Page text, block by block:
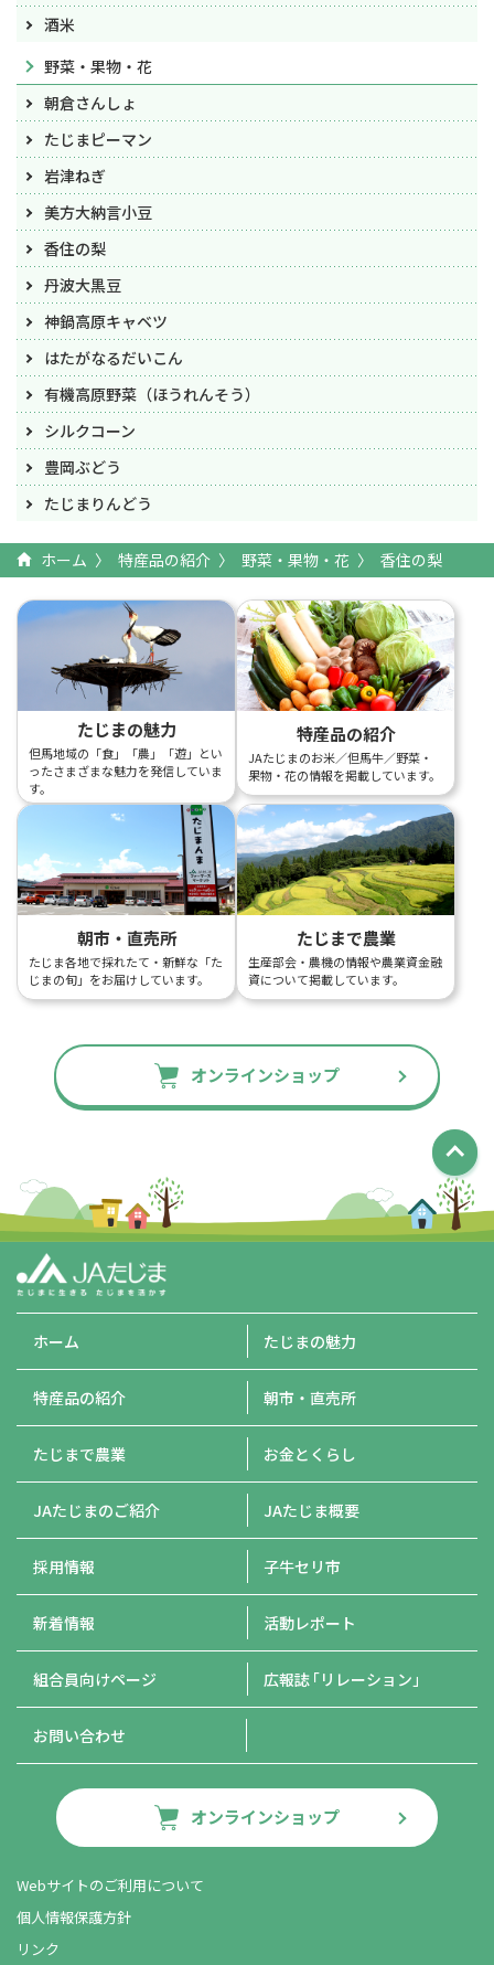
酒米
野菜・果物・花
朝倉さんしょ
たじまピーマン
岩津ねぎ
美方大納言小豆
香住の梨
丹波大黒豆
神鍋高原キャベツ
はたがなるだいこん
有機高原野菜（ほうれんそう）
シルクコーン
豊岡ぶどう
たじまりんどう
ホーム 特産品の紹介 野菜・果物・花 香住の梨
たじまの魅力
但馬地域の「食」「農」「遊」とい
ったさまざまな魅力を発信していま
す。
特産品の紹介
JAたじまのお米／但馬牛／野菜・
果物・花の情報を掲載しています。
朝市・直売所
たじま各地で採れたて・新鮮な「た
じまの旬」をお届けしています。
たじまで農業
生産部会・農機の情報や農業資金融
資について掲載しています。
オンラインショップ
ホーム たじまの魅力
特産品の紹介 朝市・直売所
たじまで農業 お金とくらし
JAたじまのご紹介 JAたじま概要
採用情報 子牛セリ市
新着情報 活動レポート
組合員向けページ 広報誌「リレーション」
お問い合わせ
オンラインショップ
Webサイトのご利用について
個人情報保護方針
リンク